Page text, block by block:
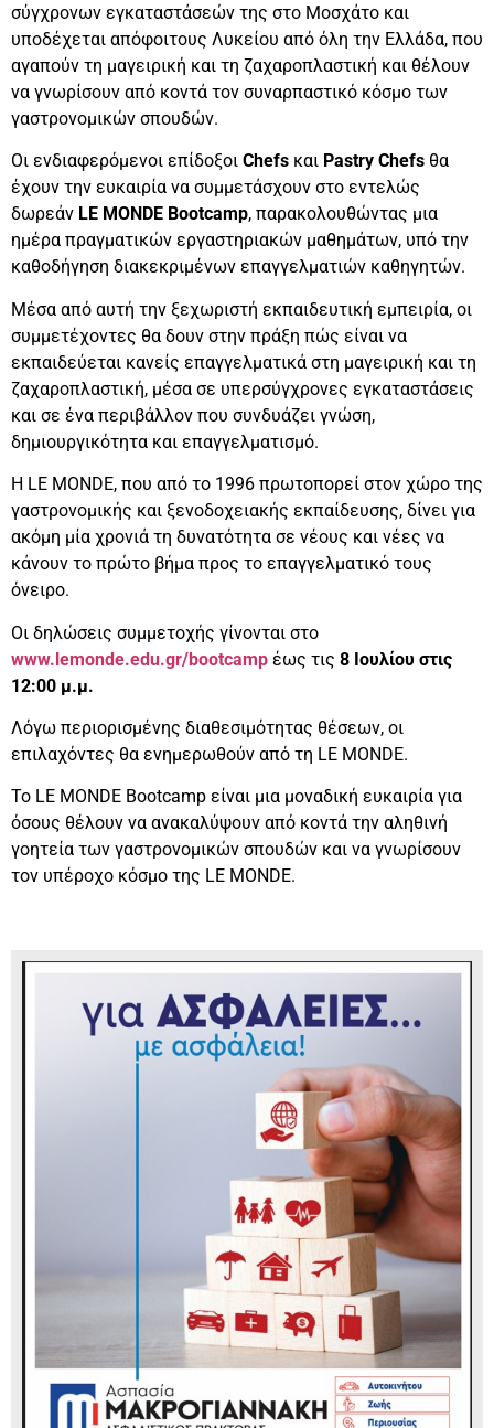
σύγχρονων εγκαταστάσεών της στο Μοσχάτο και
υποδέχεται απόφοιτους Λυκείου από όλη την Ελλάδα, που
αγαπούν τη μαγειρική και τη ζαχαροπλαστική και θέλουν
να γνωρίσουν από κοντά τον συναρπαστικό κόσμο των
γαστρονομικών σπουδών.
Οι ενδιαφερόμενοι επίδοξοι Chefs και Pastry Chefs θα
έχουν την ευκαιρία να συμμετάσχουν στο εντελώς
δωρεάν LE MONDE Bootcamp, παρακολουθώντας μια
ημέρα πραγματικών εργαστηριακών μαθημάτων, υπό την
καθοδήγηση διακεκριμένων επαγγελματιών καθηγητών.
Μέσα από αυτή την ξεχωριστή εκπαιδευτική εμπειρία, οι
συμμετέχοντες θα δουν στην πράξη πώς είναι να
εκπαιδεύεται κανείς επαγγελματικά στη μαγειρική και τη
ζαχαροπλαστική, μέσα σε υπερσύγχρονες εγκαταστάσεις
και σε ένα περιβάλλον που συνδυάζει γνώση,
δημιουργικότητα και επαγγελματισμό.
Η LE MONDE, που από το 1996 πρωτοπορεί στον χώρο της
γαστρονομικής και ξενοδοχειακής εκπαίδευσης, δίνει για
ακόμη μία χρονιά τη δυνατότητα σε νέους και νέες να
κάνουν το πρώτο βήμα προς το επαγγελματικό τους
όνειρο.
Οι δηλώσεις συμμετοχής γίνονται στο
www.lemonde.edu.gr/bootcamp έως τις 8 Ιουλίου στις
12:00 μ.μ.
Λόγω περιορισμένης διαθεσιμότητας θέσεων, οι
επιλαχόντες θα ενημερωθούν από τη LE MONDE.
Το LE MONDE Bootcamp είναι μια μοναδική ευκαιρία για
όσους θέλουν να ανακαλύψουν από κοντά την αληθινή
γοητεία των γαστρονομικών σπουδών και να γνωρίσουν
τον υπέροχο κόσμο της LE MONDE.